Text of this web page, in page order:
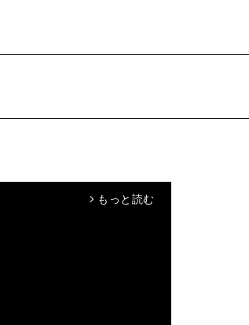
arrow_forward_ios もっと読む